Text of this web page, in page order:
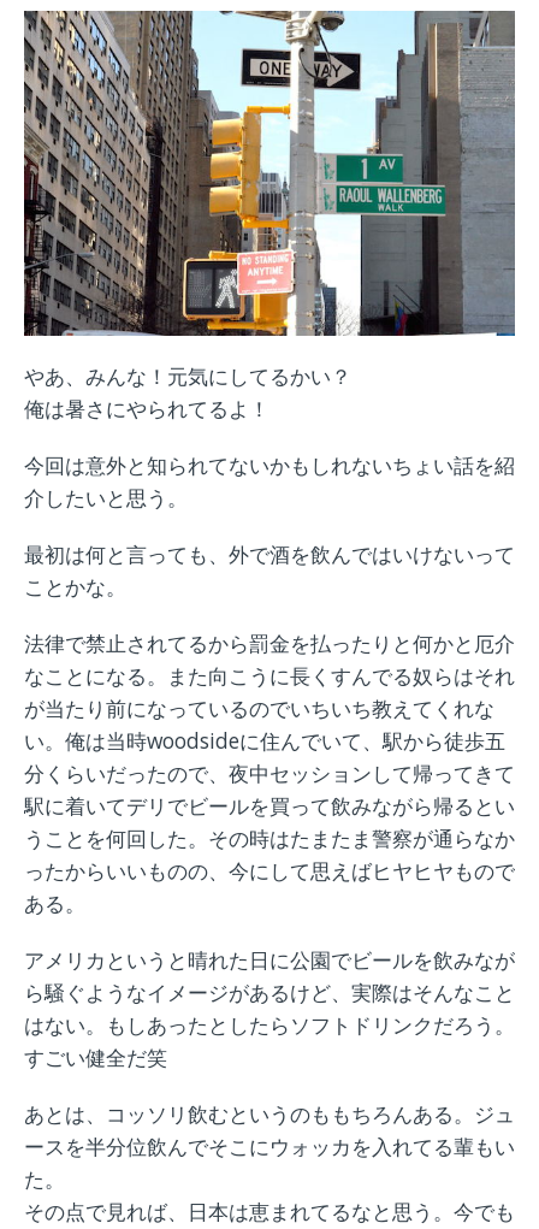
やあ、みんな！元気にしてるかい？
俺は暑さにやられてるよ！
今回は意外と知られてないかもしれないちょい話を紹
介したいと思う。
最初は何と言っても、外で酒を飲んではいけないって
ことかな。
法律で禁止されてるから罰金を払ったりと何かと厄介
なことになる。また向こうに長くすんでる奴らはそれ
が当たり前になっているのでいちいち教えてくれな
い。俺は当時woodsideに住んでいて、駅から徒歩五
分くらいだったので、夜中セッションして帰ってきて
駅に着いてデリでビールを買って飲みながら帰るとい
うことを何回した。その時はたまたま警察が通らなか
ったからいいものの、今にして思えばヒヤヒヤもので
ある。
アメリカというと晴れた日に公園でビールを飲みなが
ら騒ぐようなイメージがあるけど、実際はそんなこと
はない。もしあったとしたらソフトドリンクだろう。
すごい健全だ笑
あとは、コッソリ飲むというのももちろんある。ジュ
ースを半分位飲んでそこにウォッカを入れてる輩もい
た。
その点で見れば、日本は恵まれてるなと思う。今でも